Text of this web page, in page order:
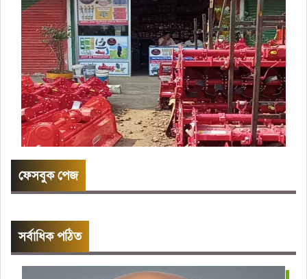
ফেসবুক পেজ
সর্বাধিক পঠিত